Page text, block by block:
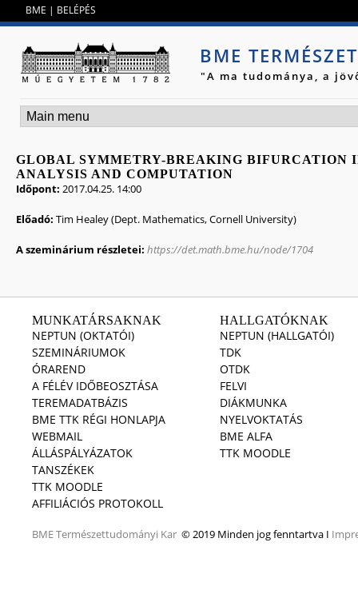
BME | BELÉPÉS
BME
"A ma tudománya, a
GLOBAL SYMMETRY-BREAKING BIFURCATION
ANALYSIS AND COMPUTATION
Időpont: 2017.04.25. 14:00
Előadó: Tim Healey (Dept. Mathematics, Cornell University)
A szeminárium részletei: https://det.math.bme.hu/node/1704
MUNKATÁRSAKNAK
NEPTUN (OKTATÓI)
SZEMINÁRIUMOK
ÓRAREND
A FÉLÉV IDŐBEOSZTÁSA
TEREMADATBÁZIS
BME TTK RÉGI HONLAPJA
WEBMAIL
ÁLLÁSPÁLYÁZATOK
TANSZÉKEK
TTK MOODLE
AFFILIÁCIÓS PROTOKOLL
BMETermészettudományi Kar © 2019 Minden jog fenntartva I
HALLGATÓKNAK
NEPTUN (HALLGATÓI)
TDK
OTDK
FELVI
DIÁKMUNKA
NYELVOKTATÁS
BME ALFA
TTK MOODLE